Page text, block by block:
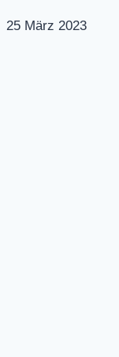
25 März 2023